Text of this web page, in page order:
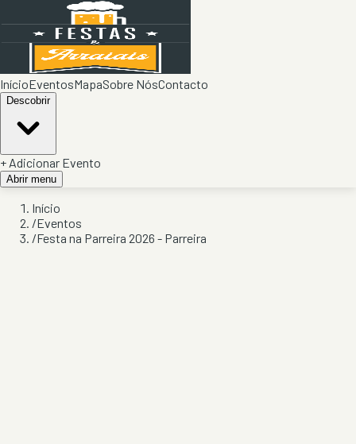
InícioEventosMapaSobre NósContacto
Descobrir
+ Adicionar Evento
Abrir menu
Início
/Eventos
/Festa na Parreira 2026 - Parreira